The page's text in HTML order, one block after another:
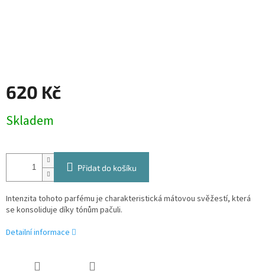
620 Kč
cena:
Skladem
Přidat do košíku
Intenzita tohoto parfému je charakteristická mátovou svěžestí, která
se konsoliduje díky tónům pačuli.
Detailní informace